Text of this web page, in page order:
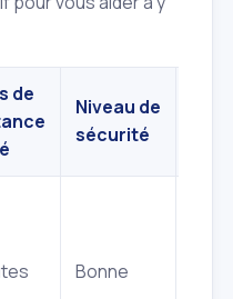
de
Niveau de
sécurité
Bonne